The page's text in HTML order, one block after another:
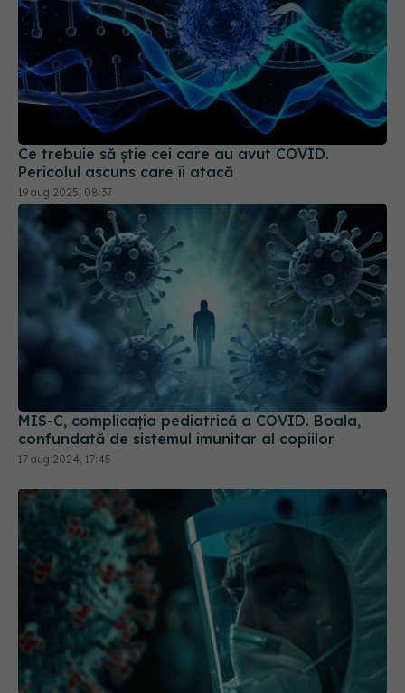
Ce trebuie să știe cei care au avut COVID.
Pericolul ascuns care îi atacă
19 aug 2025, 08:37
MIS-C, complicația pediatrică a COVID. Boala,
confundată de sistemul imunitar al copiilor
17 aug 2024, 17:45
Greșeala teribilă din pandemia de COVID care a
ucis zeci de mii de oameni